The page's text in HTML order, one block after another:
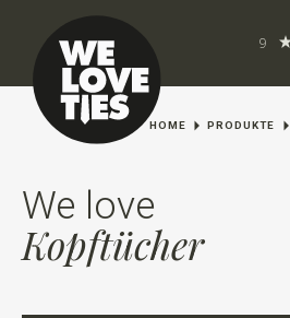
9
HOME PRODUKTE
We love
Kopftücher